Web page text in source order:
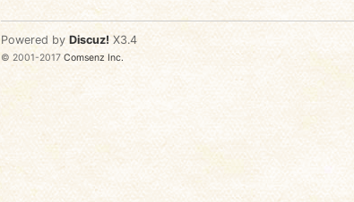
Powered by Discuz! X3.4
© 2001-2017Comsenz Inc.